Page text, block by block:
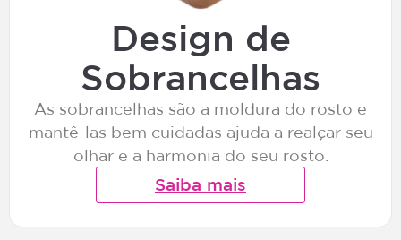
Design de
Sobrancelhas
As sobrancelhas são a moldura do rosto e
mantê-las bem cuidadas ajuda a realçar seu
olhar e a harmonia do seu rosto.
Saiba mais